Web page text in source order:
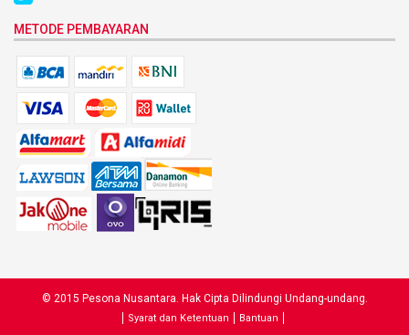
METODE PEMBAYARAN
© 2015 Pesona Nusantara. Hak Cipta Dilindungi Undang-undang.
Syarat dan Ketentuan Bantuan